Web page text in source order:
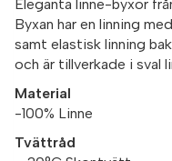
Eleganta linne-byxor
Byxan har en linning
samt elastisk linning
och är tillverkade i sval
Material
-100% Linne
Tvättråd